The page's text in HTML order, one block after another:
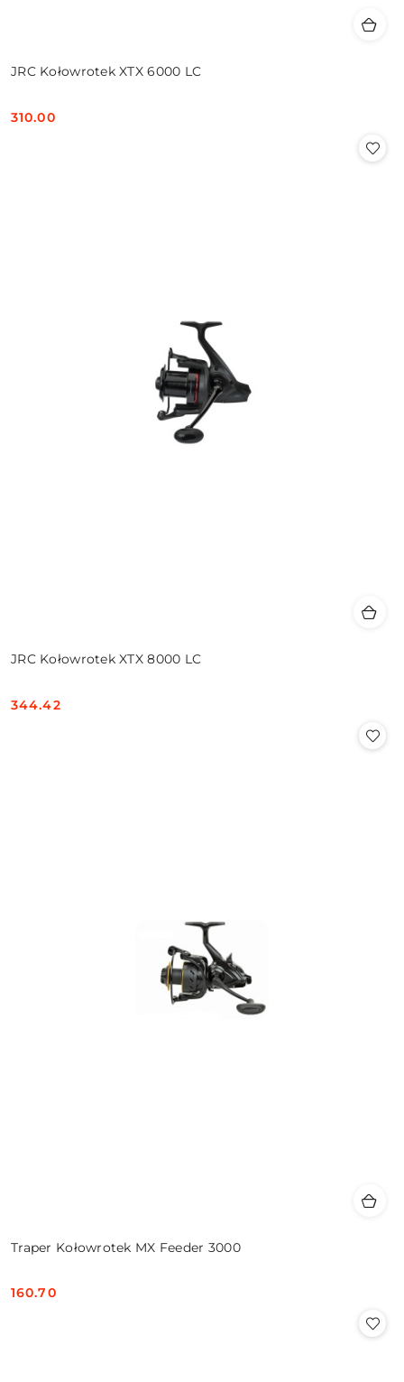
JRC Kołowrotek XTX 6000 LC
Cena:
310.00
JRC Kołowrotek XTX 8000 LC
Cena:
344.42
Traper Kołowrotek MX Feeder 3000
Cena:
160.70